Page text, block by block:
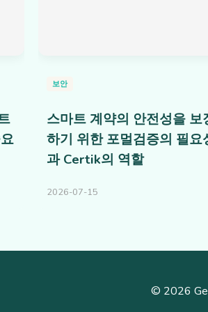
보안
스마트 계약의 안전성을 보
하기 위한 포멀검증의 필요
과 Certik의 역할
2026-07-15
© 2026